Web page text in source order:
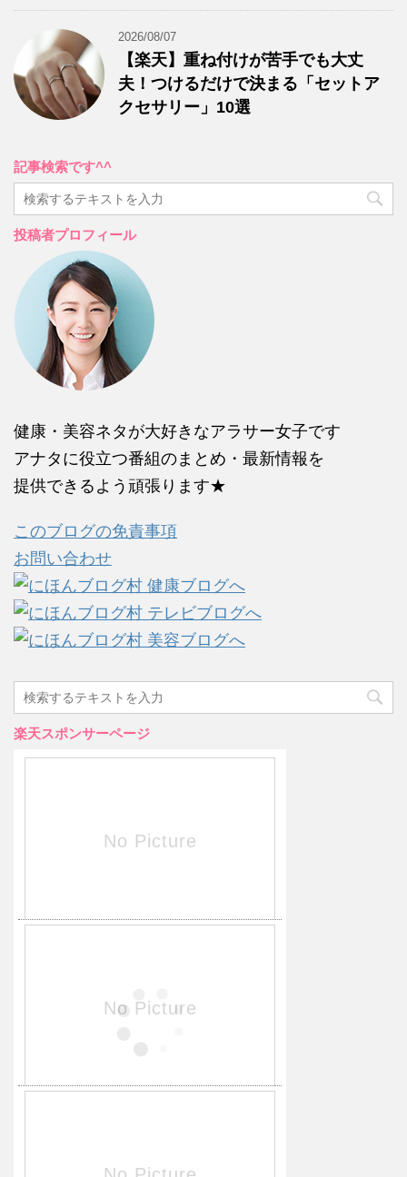
2026/08/07
【楽天】重ね付けが苦手でも大丈
夫！つけるだけで決まる「セットア
クセサリー」10選
記事検索です^^
投稿者プロフィール
健康・美容ネタが大好きなアラサー女子です
アナタに役立つ番組のまとめ・最新情報を
提供できるよう頑張ります★
このブログの免責事項
お問い合わせ
楽天スポンサーページ